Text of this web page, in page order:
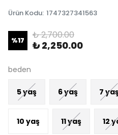
Ürün Kodu: 1747327341563
%17 ₺ 2,700.00
₺ 2,250.00
beden
5 yaş 6 yaş 7
10 yaş 11 yaş 12